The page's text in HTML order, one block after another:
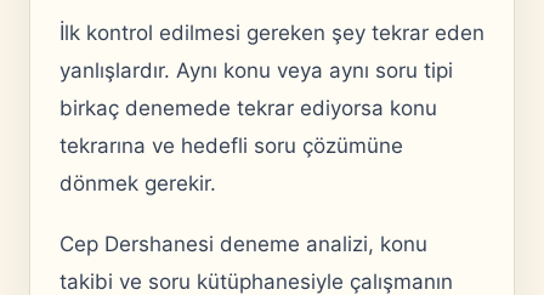
İlk kontrol edilmesi gereken şey tekrar eden
yanlışlardır. Aynı konu veya aynı soru tipi
birkaç denemede tekrar ediyorsa konu
tekrarına ve hedefli soru çözümüne
dönmek gerekir.
Cep Dershanesi deneme analizi, konu
takibi ve soru kütüphanesiyle çalışmanın